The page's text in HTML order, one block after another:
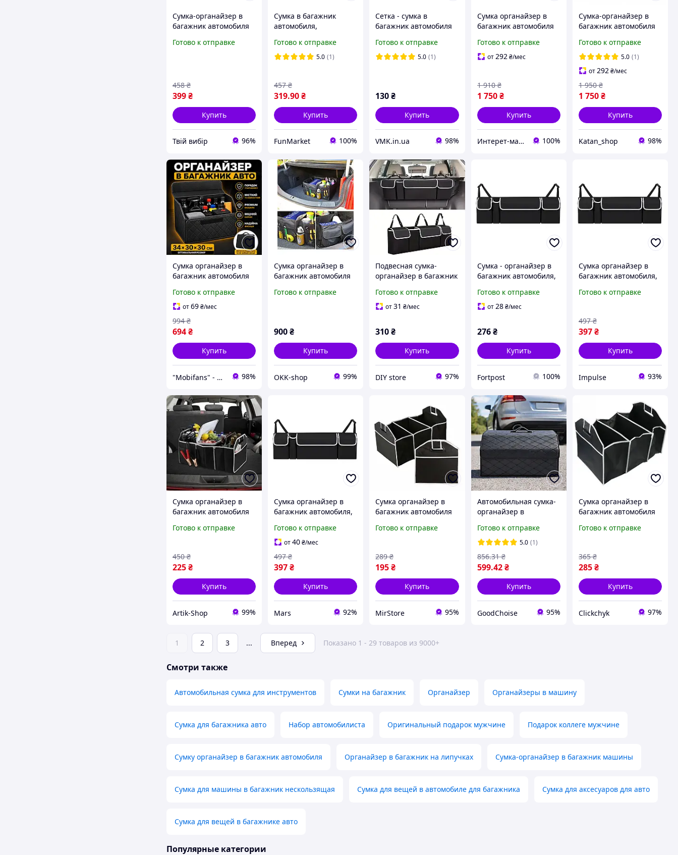
Сумка-органайзер в
багажник автомобиля
Готово к отправке
399₴
458 ₴
Купить
Твій вибір 96%
Сумка в багажник
автомобиля,
авто, сумка в машину,
сумка-органайзер,
Готово к отправке
5.0 (1)
319.90₴
457 ₴
Купить
FunMarket 100%
Сетка - сумка в
багажник автомобиля
25*25 см
Готово к отправке
5.0 (1)
130₴
Купить
VMK.in.ua 98%
Сумка органайзер в
багажник автомобиля
Готово к отправке
от292 ₴/мес
1 750 ₴
1 910 ₴
Купить
Интерет-магазин "GLZ" 100%
Сумка-органайзер в
багажник автомобиля
Готово к отправке
5.0 (1)
от292₴/мес
1 750₴
1 950 ₴
Купить
Katan_shop 98%
Сумка органайзер в
багажник автомобиля
складной саквояж из
экокожи 34х30х30 см
Готово к отправке
от69₴/мес
694₴
994 ₴
Купить
"Mobifans" - магазин с отличным сервисом и доступными ценами на аксессуары для гаджетов! 98%
Сумка органайзер в
багажник автомобиля
Готово к отправке
900₴
Купить
OKK-shop 99%
Подвесная сумка-
органайзер в багажник
на спинку заднего
сидения, черная
Готово к отправке
от31 ₴/мес
310₴
Купить
DIY store 97%
Сумка - органайзер в
багажник автомобиля,
Готово к отправке
от28 ₴/мес
276 ₴
Купить
Fortpost 100%
Сумка органайзер в
багажник автомобиля,
impulse
Готово к отправке
397₴
497 ₴
Купить
Impulse 93%
Сумка органайзер в
багажник автомобиля
ARTK
Готово к отправке
225₴
450 ₴
Купить
Artik-Shop 99%
Сумка органайзер в
багажник автомобиля,
Готово к отправке
от40₴/мес
397₴
497 ₴
Купить
Mars 92%
Сумка органайзер в
багажник автомобиля
автомобильная сумка
Готово к отправке
195₴
289 ₴
Купить
MirStore 95%
Автомобильная сумка-
органайзер в
40х28х32см, Черный /
Саквояж в автомобиль
/ Автомобильный
органайзер
Готово к отправке
5.0 (1)
599.42 ₴
856.31 ₴
Купить
GoodChoise 95%
Сумка органайзер в
багажник автомобиля
Черный (С051340)
Готово к отправке
285₴
365 ₴
Купить
Clickchyk 97%
1 2 3 ... Вперед Показано 1 - 29 товаров из 9000+
Смотри также
Автомобильная сумка для инструментов Сумки на багажник Органайзер Органайзеры в машину
Сумка для багажника авто Набор автомобилиста Оригинальный подарок мужчине Подарок коллеге мужчине
Сумку органайзер в багажник автомобиля Органайзер в багажник на липучках Сумка-органайзер в багажник машины
Сумка для машины в багажник нескользящая Сумка для вещей в автомобиле для багажника Сумка для аксесуаров для авто
Сумка для вещей в багажнике авто
Популярные категории